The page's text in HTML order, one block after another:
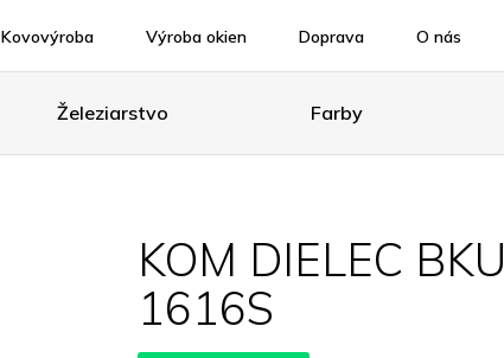
Kovovýroba Výroba okien Doprava O nás
Železiarstvo Farby
KOM DIELEC BKU
1616S